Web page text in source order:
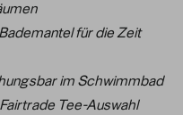
für die Zeit
im Schwimmbad
Tee-Auswahl